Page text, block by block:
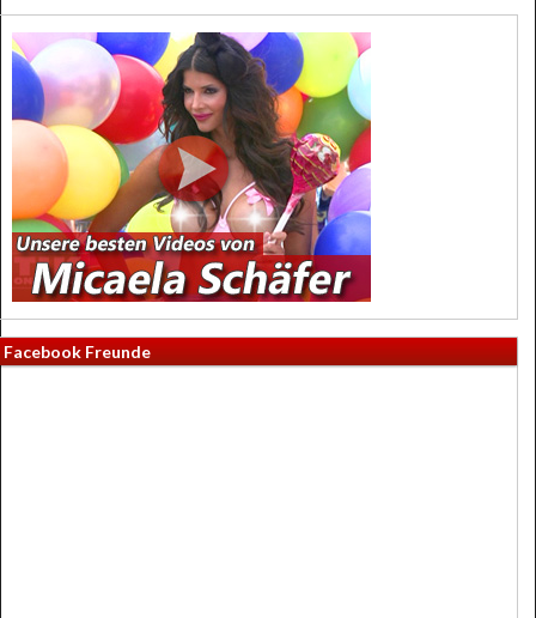
Facebook Freunde